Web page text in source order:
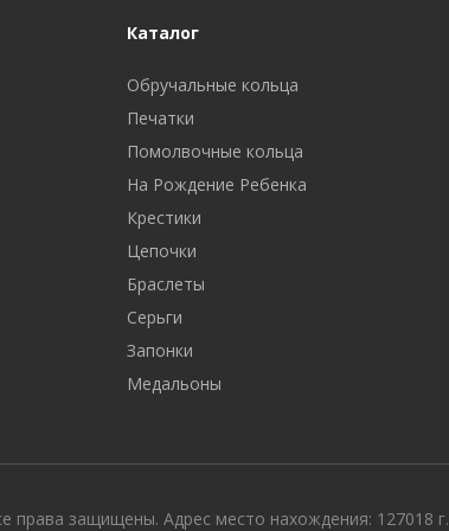
Каталог
Обручальные кольца
Печатки
Помолвочные кольца
На Рождение Ребенка
Крестики
Цепочки
Браслеты
Серьги
Запонки
Медальоны
защищены. Адрес место нахождения: 127018 г.